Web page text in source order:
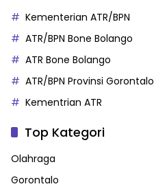
Kementerian ATR/BPN
ATR/BPN Bone Bolango
ATR Bone Bolango
ATR/BPN Provinsi Gorontalo
Kementrian ATR
Top Kategori
Olahraga
Gorontalo